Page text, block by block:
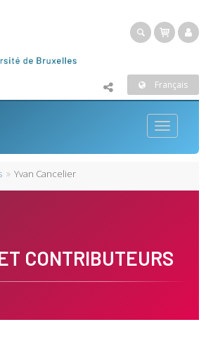
Français
Toggle
Yvan Cancelier
CONTRIBUTEURS